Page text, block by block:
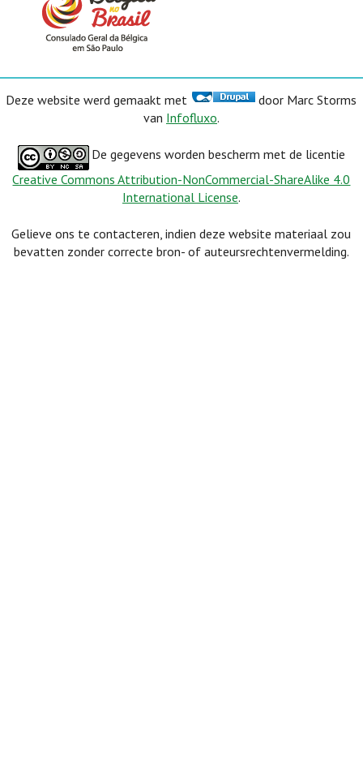
Deze website werd gemaakt met
door Marc Storms
van Infofluxo.
De gegevens worden bescherm met de licentie
Creative Commons Attribution-NonCommercial-ShareAlike 4.0
International License.
Gelieve ons te contacteren, indien deze website materiaal zou
bevatten zonder correcte bron- of auteursrechtenvermelding.